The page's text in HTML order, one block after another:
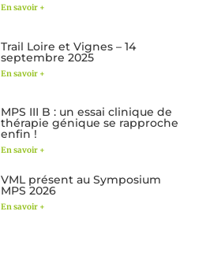
En savoir +
Trail Loire et Vignes – 14
septembre 2025
En savoir +
MPS III B : un essai clinique de
thérapie génique se rapproche
enfin !
En savoir +
VML présent au Symposium
MPS 2026
En savoir +